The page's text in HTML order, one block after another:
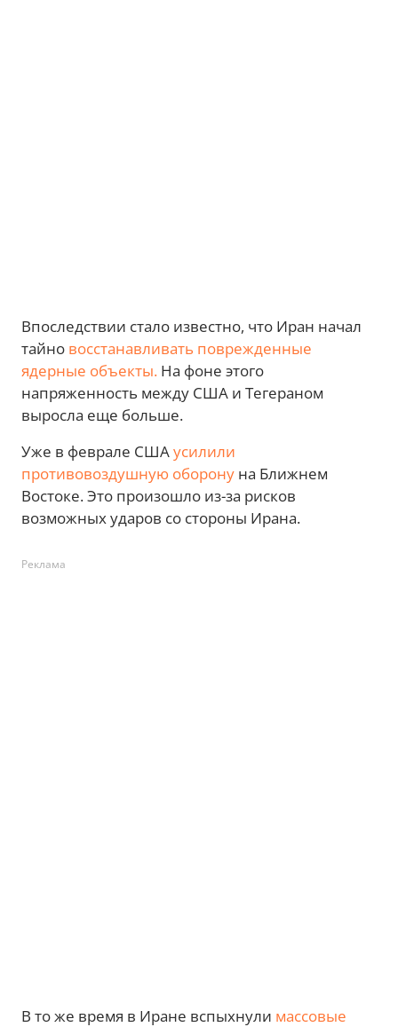
Впоследствии стало известно, что Иран начал
тайно восстанавливать поврежденные
ядерные объекты. На фоне этого
напряженность между США и Тегераном
выросла еще больше.
Уже в феврале СШАусилили
противовоздушную оборону на Ближнем
Востоке. Это произошло из-за рисков
возможных ударов со стороны Ирана.
Реклама
В то же время в Иране вспыхнули массовые